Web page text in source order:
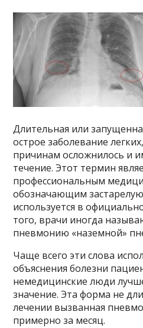
Длительная или
острое заболевание
причинам осложнилось и
течение. Этот термин
профессиональным
обозначающим
используется в
того, врачи иногда
пневмонию «наземной»
Чаще всего эти слова
объяснения болезни
немедицинские люди
значение. Эта форма не
лечении вызванная
примерно за месяц.